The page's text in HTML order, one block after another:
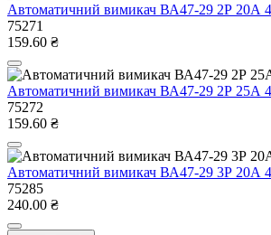
Автоматичний вимикач ВА47-29 2Р 20А
75271
159.60 ₴
Автоматичний вимикач ВА47-29 2Р 25А
75272
159.60 ₴
Автоматичний вимикач ВА47-29 3Р 20А
75285
240.00 ₴